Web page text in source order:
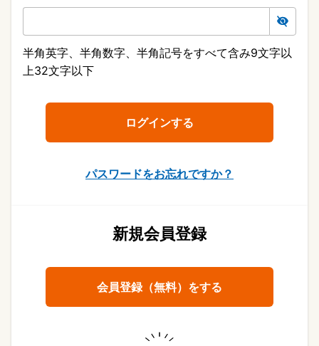
半角英字、半角数字、半角記号をすべて含み9文字以
上32文字以下
パスワードをお忘れですか？
新規会員登録
会員登録（無料）をする